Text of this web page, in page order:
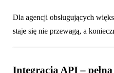
Dla agencji obsługujących
staje się nie przewagą, a
Integracja API –